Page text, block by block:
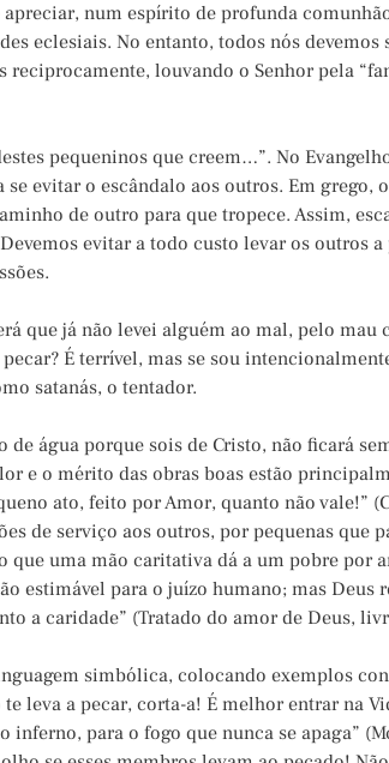
num espírito de profunda
eclesiais. No entanto, todos nós devemos
reciprocamente, louvando o Senhor pela
pequeninos que creem…”. No
se evitar o escândalo aos outros. Em
de outro para que tropece. Assim,
evitar a todo custo levar os outros
que já não levei alguém ao mal, pelo
É terrível, mas se sou
satanás, o tentador.
de água porque sois de Cristo, não ficará
e o mérito das obras boas estão
ato, feito por Amor, quanto não vale!”
de serviço aos outros, por pequenas que
que uma mão caritativa dá a um pobre por
estimável para o juízo humano; mas Deus
a caridade” (Tratado do amor de Deus,
simbólica, colocando exemplos
leva a pecar, corta-a! É melhor entrar na
inferno, para o fogo que nunca se apaga”